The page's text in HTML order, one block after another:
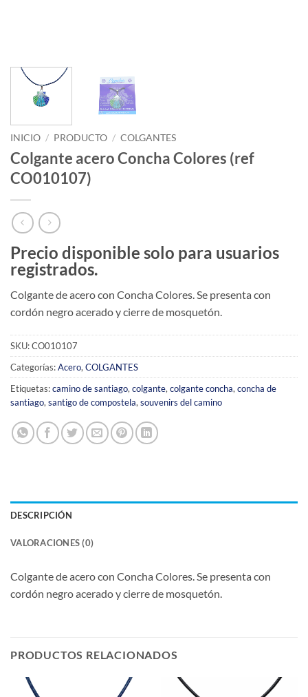
INICIO / PRODUCTO / COLGANTES
Colgante acero Concha Colores (ref
CO010107)
Precio disponible solo para usuarios
registrados.
Colgante de acero con Concha Colores.Se presenta con
cordón negro acerado y cierre de mosquetón.
SKU:CO010107
Categorías:Acero,COLGANTES
Etiquetas:camino de santiago,colgante,colgante concha,concha de
santiago,santigo de compostela,souvenirs del camino
DESCRIPCIÓN
VALORACIONES (0)
Colgante de acero con Concha Colores.Se presenta con
cordón negro acerado y cierre de mosquetón.
PRODUCTOS RELACIONADOS